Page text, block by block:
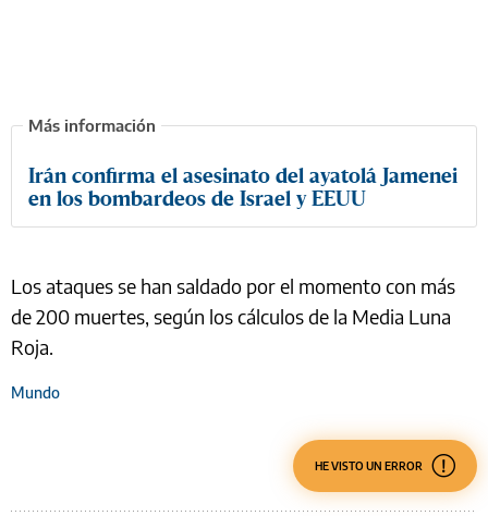
Irán confirma el asesinato del ayatolá Jamenei
en los bombardeos de Israel y EEUU
Los ataques se han saldado por el momento con más
de 200 muertes, según los cálculos de la Media Luna
Roja.
Mundo
HE VISTO UN ERROR